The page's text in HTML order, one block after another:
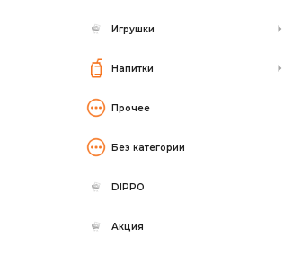
Игрушки
Напитки
Прочее
Без категории
DIPPO
Акция